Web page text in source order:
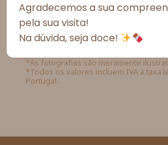
Meios de Entrega
Alergénicos
*As fotografias são meramente
*Todos os valores incluem IVA à taxa
Portugal.
Agradecemos a sua
pela sua visita!
Na dúvida, seja doce!